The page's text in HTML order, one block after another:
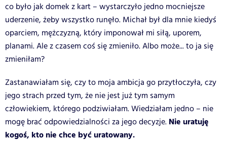
co było jak domek z kart – wystarczyło jedno mocniejsze
uderzenie, żeby wszystko runęło. Michał był dla mnie kiedyś
oparciem, mężczyzną, który imponował mi siłą, uporem,
planami. Ale z czasem coś się zmieniło. Albo może... to ja się
zmieniłam?
Zastanawiałam się, czy to moja ambicja go przytłoczyła, czy
jego strach przed tym, że nie jest już tym samym
człowiekiem, którego podziwiałam. Wiedziałam jedno – nie
mogę brać odpowiedzialności za jego decyzje. Nie uratuję
kogoś, kto nie chce być uratowany.